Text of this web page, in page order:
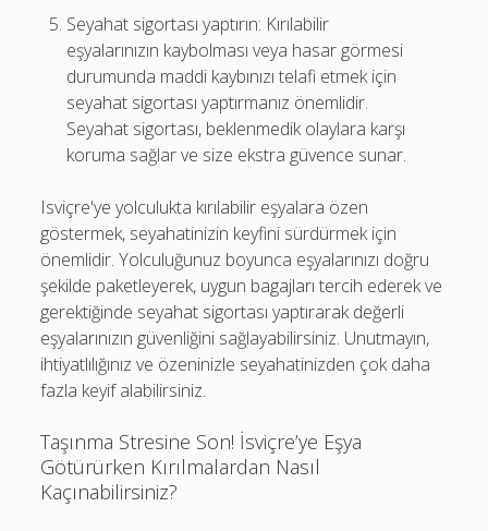
Seyahat sigortası yaptırın: Kırılabilir
eşyalarınızın kaybolması veya hasar görmesi
durumunda maddi kaybınızı telafi etmek için
seyahat sigortası yaptırmanız önemlidir.
Seyahat sigortası, beklenmedik olaylara karşı
koruma sağlar ve size ekstra güvence sunar.
Isviçre'ye yolculukta kırılabilir eşyalara özen
göstermek, seyahatinizin keyfini sürdürmek için
önemlidir. Yolculuğunuz boyunca eşyalarınızı doğru
şekilde paketleyerek, uygun bagajları tercih ederek ve
gerektiğinde seyahat sigortası yaptırarak değerli
eşyalarınızın güvenliğini sağlayabilirsiniz. Unutmayın,
ihtiyatlılığınız ve özeninizle seyahatinizden çok daha
fazla keyif alabilirsiniz.
Taşınma Stresine Son! İsviçre’ye Eşya
Götürürken Kırılmalardan Nasıl
Kaçınabilirsiniz?